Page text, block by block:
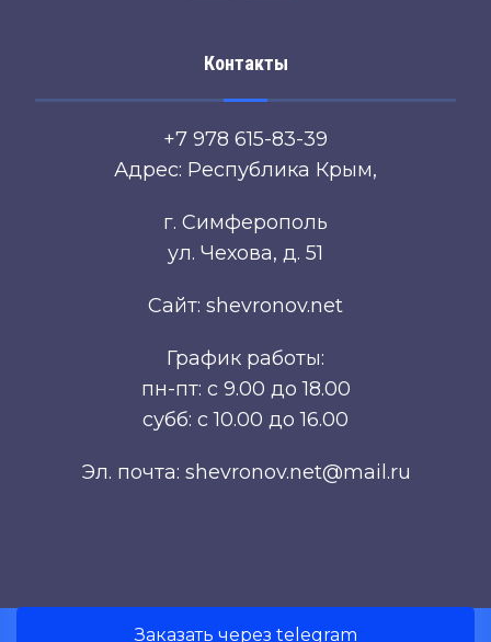
Контакты
+7 978 615-83-39
Адрес: Республика Крым,
г. Симферополь
ул. Чехова, д. 51
Сайт: shevronov.net
График работы:
пн-пт: с 9.00 до 18.00
субб: с 10.00 до 16.00
Эл. почта: shevronov.net@mail.ru
Заказать через telegram